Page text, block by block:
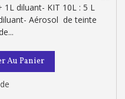
commande
parrainage
: 5€ de réduction
1L diluant- KIT 10L : 5 L
Aérosol de teinte
Au Panier